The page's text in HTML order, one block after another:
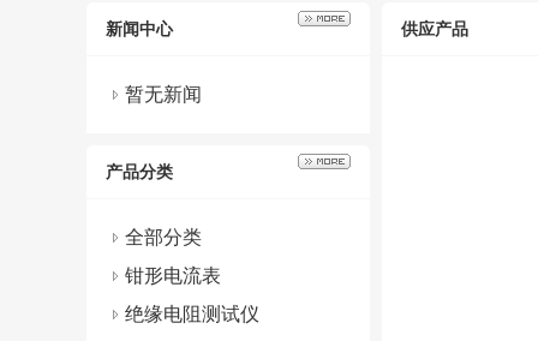
新闻中心
暂无新闻
产品分类
全部分类
钳形电流表
绝缘电阻测试仪
供应产品